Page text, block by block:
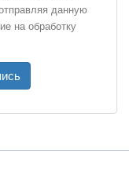
данную
на обработку